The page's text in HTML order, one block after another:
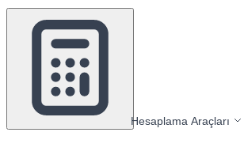
Hesaplama Araçları